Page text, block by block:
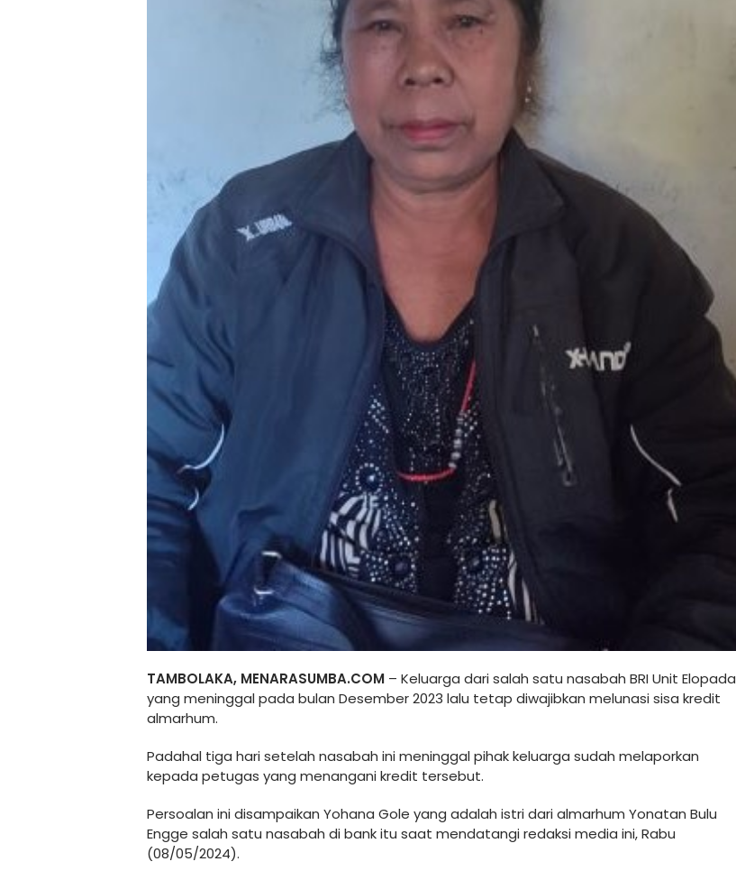
TAMBOLAKA, MENARASUMBA.COM – Keluarga dari salah satu nasabah BRI Unit Elopada
yang meninggal pada bulan Desember 2023 lalu tetap diwajibkan melunasi sisa kredit
almarhum.
Padahal tiga hari setelah nasabah ini meninggal pihak keluarga sudah melaporkan
kepada petugas yang menangani kredit tersebut.
Persoalan ini disampaikan Yohana Gole yang adalah istri dari almarhum Yonatan Bulu
Engge salah satu nasabah di bank itu saat mendatangi redaksi media ini, Rabu
(08/05/2024).